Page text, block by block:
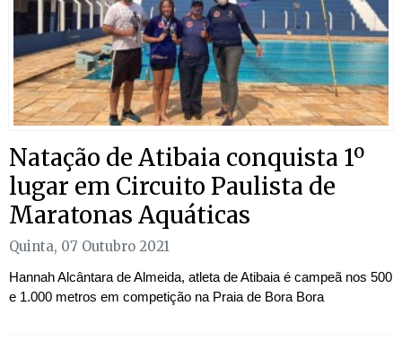
Natação de Atibaia conquista 1º
lugar em Circuito Paulista de
Maratonas Aquáticas
Quinta, 07 Outubro 2021
Hannah Alcântara de Almeida, atleta de Atibaia é campeã nos 500
e 1.000 metros em competição na Praia de Bora Bora